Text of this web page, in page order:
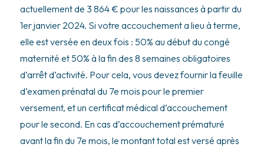
actuellement de 3 864 € pour les naissances à partir du
1er janvier 2024. Si votre accouchement a lieu à terme,
elle est versée en deux fois : 50% au début du congé
maternité et 50% à la fin des 8 semaines obligatoires
d’arrêt d’activité. Pour cela, vous devez fournir la feuille
d’examen prénatal du 7e mois pour le premier
versement, et un certificat médical d’accouchement
pour le second. En cas d’accouchement prématuré
avant la fin du 7e mois, le montant total est versé après